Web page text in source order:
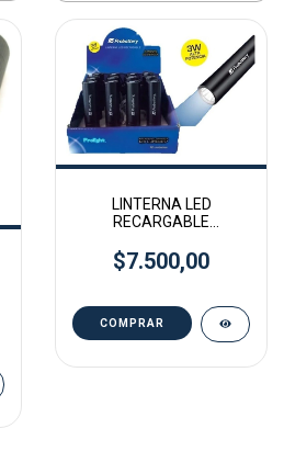
LINTERNA LED
RECARGABLE
LUMENES
$7.500,00